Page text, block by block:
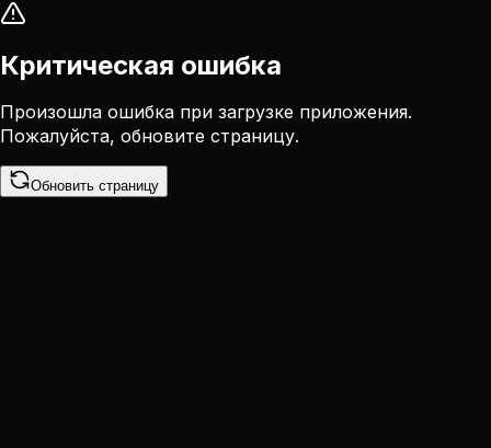
Критическая ошибка
Произошла ошибка при загрузке приложения.
Пожалуйста, обновите страницу.
Обновить страницу